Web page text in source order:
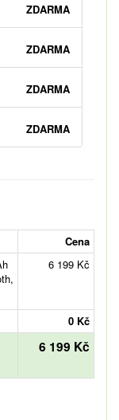
ZDARMA
ZDARMA
ZDARMA
ZDARMA
Cena
6 199 Kč
0 Kč
6 199 Kč